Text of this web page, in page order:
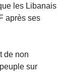
les Libanais
après ses
de non
sur